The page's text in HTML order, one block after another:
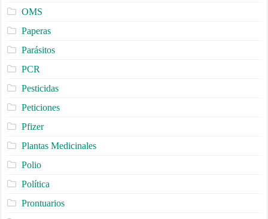
OMS
Paperas
Parásitos
PCR
Pesticidas
Peticiones
Pfizer
Plantas Medicinales
Polio
Política
Prontuarios